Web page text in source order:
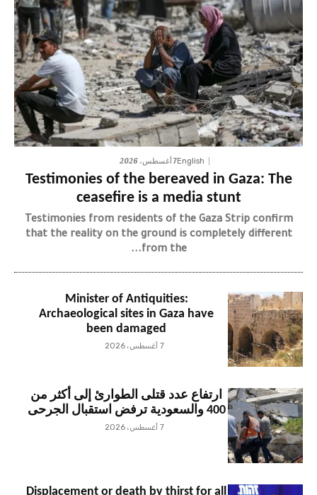
English7 أغسطس، 2026
Testimonies of the bereaved in Gaza: The
ceasefire is a media stunt
Testimonies from residents of the Gaza Strip confirm
that the reality on the ground is completely different
from the...
Minister of Antiquities:
Archaeological sites in Gaza have
been damaged
7 أغسطس، 2026
ارتفاع عدد قتلى الطوارئ إلى أكثر من
400 والسعودية ترفض استقبال الجرحى
7 أغسطس، 2026
Displacement or death by thirst for all